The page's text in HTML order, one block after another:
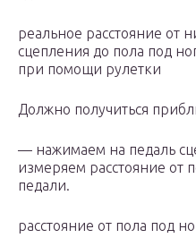
реальное расстояние от
сцепления до пола под
при помощи рулетки
Должно получиться
— нажимаем на педаль
измеряем расстояние от
педали.
расстояние от пола под